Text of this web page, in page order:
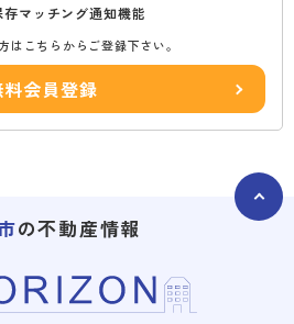
マッチング通知機能
はこちらからご登録下さい。
料会員登録
の不動産情報